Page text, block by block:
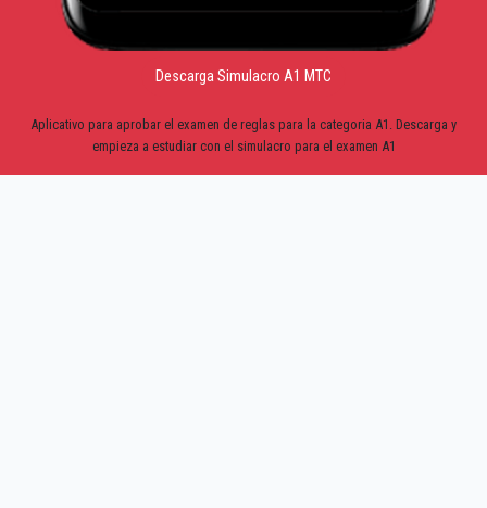
Descarga Simulacro A1 MTC
Aplicativo para aprobar el examen de reglas para la categoria A1. Descarga y
empieza a estudiar con el simulacro para el examen A1